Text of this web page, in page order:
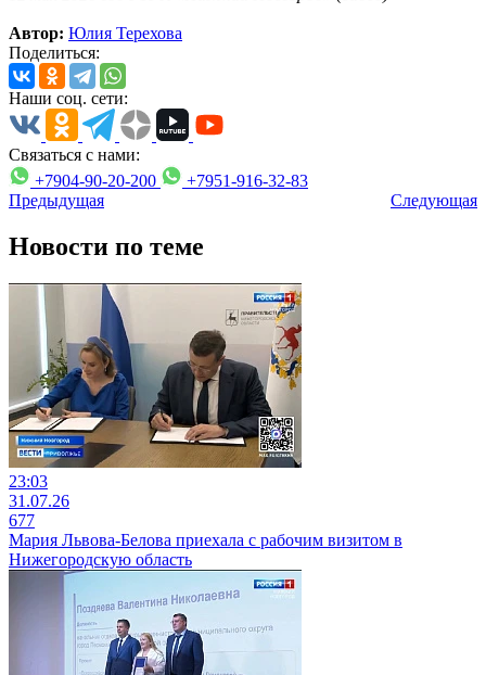
Автор: Юлия Терехова
Поделиться:
Наши соц. сети:
Связаться с нами:
+7904-90-20-200
+7951-916-32-83
Предыдущая
Следующая
Новости по теме
23:03
31.07.26
677
Мария Львова-Белова приехала с рабочим визитом в
Нижегородскую область